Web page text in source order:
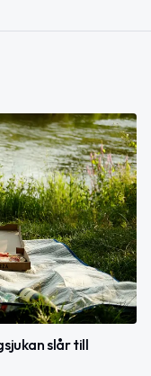
slår till